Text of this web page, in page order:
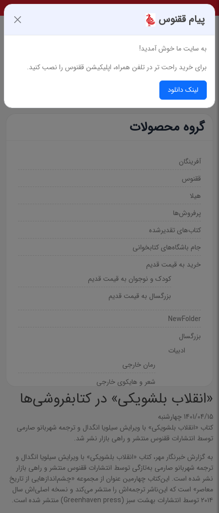
گروه محصولات
آفرینگان
ققنوس
هیلا
پرفروش‌ها
کتاب‌های تقدیرشده
جام باشگاه‌های کتابخوانی
خرید به قیمت قدیم
کودک و نوجوان به قیمت قدیم
بزرگسال به قیمت قدیم
NewFolder
بزرگسال
ادبیات
رمان خارجی
شعر و هایکوی خارجی
رمان فارسی
شعر و دیوان فارسی
غزل
مجموعه داستان‌های فارسی
مجموعه داستان‌های خارجی
تاریخ ادبیات
نظم و نثر به زبان‌های دیگر
«انقلاب بلشویکی» در کتابفروشی‌ها
1401/04/15 چهارشنبه
کتاب «انقلاب بلشویکی» با ویرایش سیلویا انگدال و ترجمه شهربانو صارمی
توسط انتشارات ققنوس منتشر و راهی بازار نشر شد.
به گزارش خبرنگار مهر، کتاب «انقلاب بلشویکی» با ویرایش سیلویا انگدال و
ترجمه شهربانو صارمی به‌تازگی توسط انتشارات ققنوس منتشر و راهی بازار
نشر شده است. این‌کتاب چهارمین عنوان از مجموعه «چشم‌اندازهایی از تاریخ
معاصر» است که این‌ناشر ترجمه‌اش را منتشر می‌کند و نسخه اصلی‌اش سال
۲۰۱۴ توسط انتشارات بهشت سبز (Greenhaven press) منتشر شده است.
پیام ققنوس
به سایت ما خوش آمدید!
برای خرید راحت تر در تلفن همراه، اپلیکیشن ققنوس را نصب کنید.
لینک دانلود